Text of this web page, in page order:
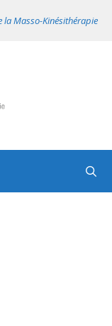
la Masso-Kinésithérapie